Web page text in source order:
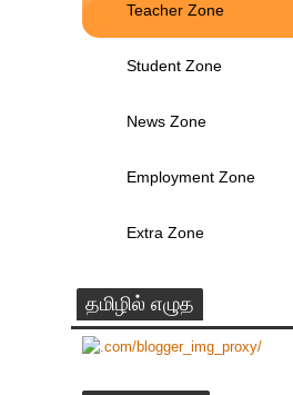
Teacher Zone
Student Zone
News Zone
Employment Zone
Extra Zone
தமிழில் எழுத